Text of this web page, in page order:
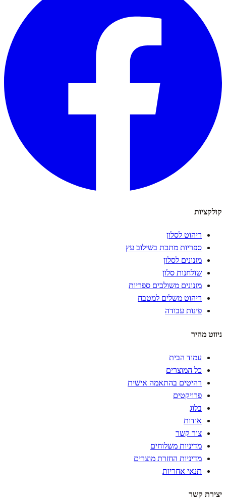
קולקציות
ריהוט לסלון
ספריות מתכת בשילוב עץ
מזנונים לסלון
שולחנות סלון
מזנונים משולבים ספריות
ריהוט משלים למטבח
פינות עבודה
ניווט מהיר
עמוד הבית
כל המוצרים
רהיטים בהתאמה אישית
פרויקטים
בלוג
אודות
צור קשר
מדיניות משלוחים
מדיניות החזרת מוצרים
תנאי אחריות
יצירת קשר